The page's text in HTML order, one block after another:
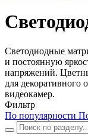
Светодиодные
и постоянную
напряжений.
для декоративного
видеокамер.
Фильтр
По популярности